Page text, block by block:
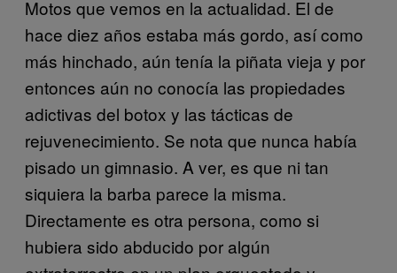
Motos que vemos en la actualidad. El de
hace diez años estaba más gordo, así como
más hinchado, aún tenía la piñata vieja y por
entonces aún no conocía las propiedades
adictivas del botox y las tácticas de
rejuvenecimiento. Se nota que nunca había
pisado un gimnasio. A ver, es que ni tan
siquiera la barba parece la misma.
Directamente es otra persona, como si
hubiera sido abducido por algún